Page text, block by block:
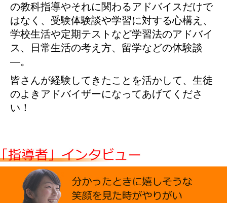
の教科指導やそれに関わるアドバイスだけで
はなく、受験体験談や学習に対する心構え、
学校生活や定期テストなど学習法のアドバイ
ス、日常生活の考え方、留学などの体験談
—。
皆さんが経験してきたことを活かして、生徒
のよきアドバイザーになってあげてくださ
い！